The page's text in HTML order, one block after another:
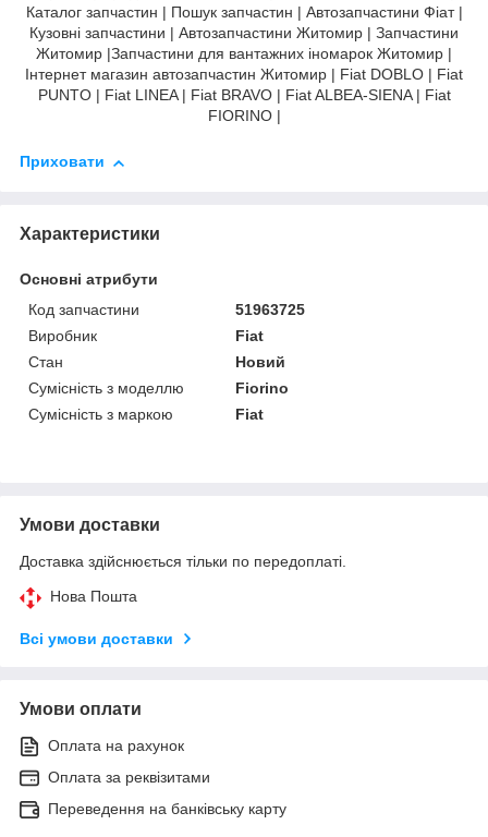
Каталог запчастин | Пошук запчастин | Автозапчастини Фіат |
Кузовні запчастини | Автозапчастини Житомир | Запчастини
Житомир |Запчастини для вантажних іномарок Житомир |
Інтернет магазин автозапчастин Житомир | Fiat DOBLO | Fiat
PUNTO | Fiat LINEA | Fiat BRAVO | Fiat ALBEA-SIENA | Fiat
FIORINO |
Приховати
Характеристики
Основні атрибути
Код запчастини
51963725
Виробник
Fiat
Стан
Новий
Сумісність з моделлю
Fiorino
Сумісність з маркою
Fiat
Умови доставки
Доставка здійснюється тільки по передоплаті.
Нова Пошта
Всі умови доставки
Умови оплати
Оплата на рахунок
Оплата за реквізитами
Переведення на банківську карту